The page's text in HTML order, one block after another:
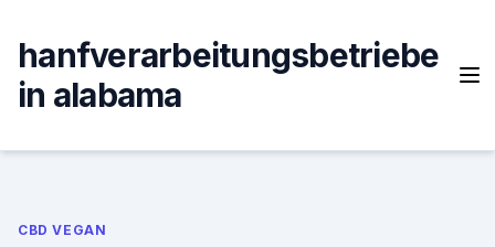
content
hanfverarbeitungsbetriebe
in alabama
CBD VEGAN